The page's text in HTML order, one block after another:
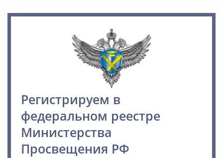
Регистрируем в
федеральном реестре
Министерства
Просвещения РФ